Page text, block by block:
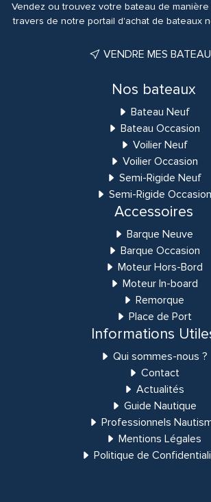
Vendez ou trouvez votre bateau de
travers de notre portail d'achat de bateaux
VENDRE MES
Nos bateaux
Bateau Neuf
Bateau Occasion
Voilier Neuf
Voilier Occasion
Semi-Rigide Neuf
Semi-Rigide Occasion
Accessoires
Barque Neuve
Barque Occasion
Moteur Hors-Bord
Moteur In-board
Remorque
Place de Port
Informations
Qui sommes-nous ?
Contact
Actualités
Guide Nautique
Professionnels
Mentions Légales
Politique de